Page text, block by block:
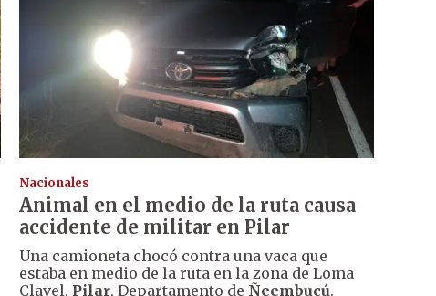
Nacionales
Animal en el medio de la ruta causa
accidente de militar en Pilar
Una camioneta chocó contra una vaca que
estaba en medio de la ruta en la zona de Loma
Clavel, Pilar, Departamento de Ñeembucú.